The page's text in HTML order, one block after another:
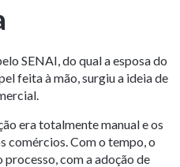
SENAI, do qual a esposa do
feita à mão, surgiu a ideia de
era totalmente manual e os
comércios. Com o tempo, o
com a adoção de